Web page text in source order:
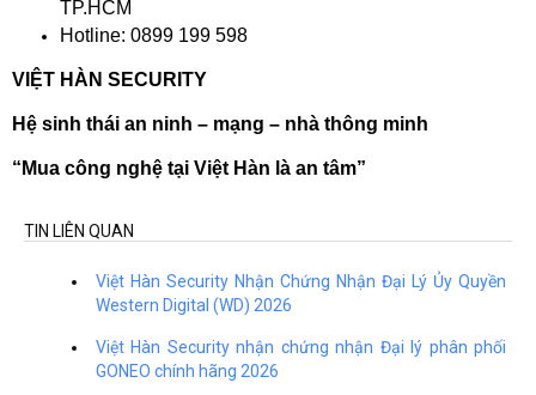
TP.HCM
Hotline: 0899 199 598
VIỆT HÀN SECURITY
Hệ sinh thái an ninh – mạng – nhà thông minh
“Mua công nghệ tại Việt Hàn là an tâm”
TIN LIÊN QUAN
Việt Hàn Security Nhận Chứng Nhận Đại Lý Ủy Quyền
Western Digital (WD) 2026
Việt Hàn Security nhận chứng nhận Đại lý phân phối
GONEO chính hãng 2026